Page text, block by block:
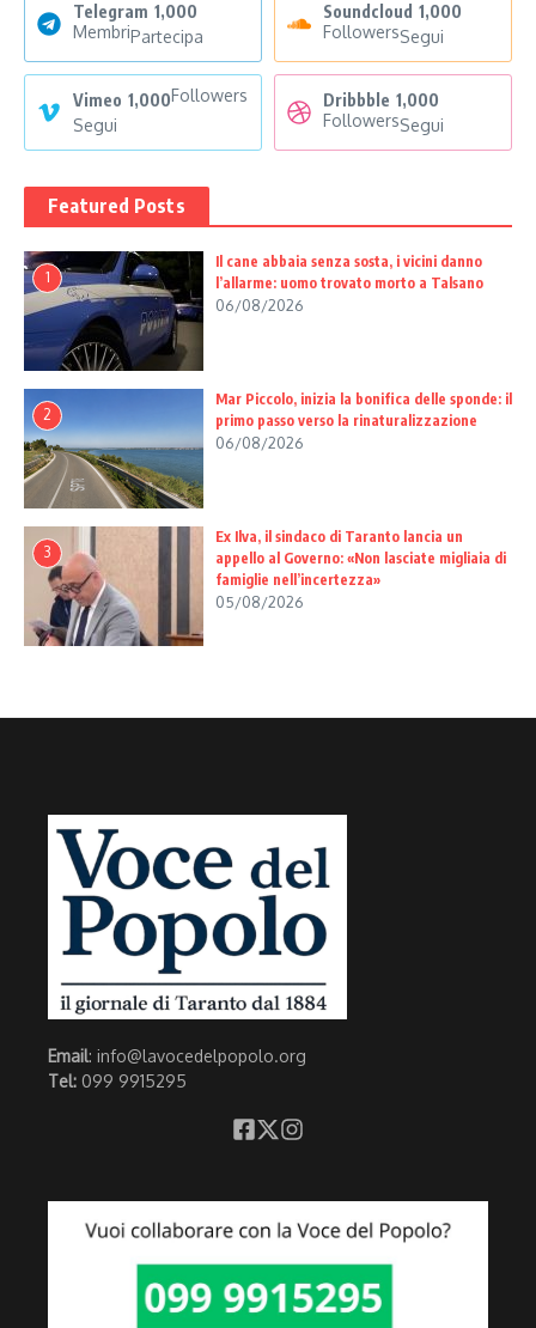
Telegram 1,000
MembriPartecipa
Soundcloud 1,000
FollowersSegui
Vimeo 1,000Followers
Segui
Dribbble 1,000
FollowersSegui
Featured Posts
1
Il cane abbaia senza sosta, i vicini danno
l’allarme: uomo trovato morto a Talsano
06/08/2026
2
Mar Piccolo, inizia la bonifica delle sponde: il
primo passo verso la rinaturalizzazione
06/08/2026
3
Ex Ilva, il sindaco di Taranto lancia un
appello al Governo: «Non lasciate migliaia di
famiglie nell’incertezza»
05/08/2026
Email: info@lavocedelpopolo.org
Tel: 099 9915295